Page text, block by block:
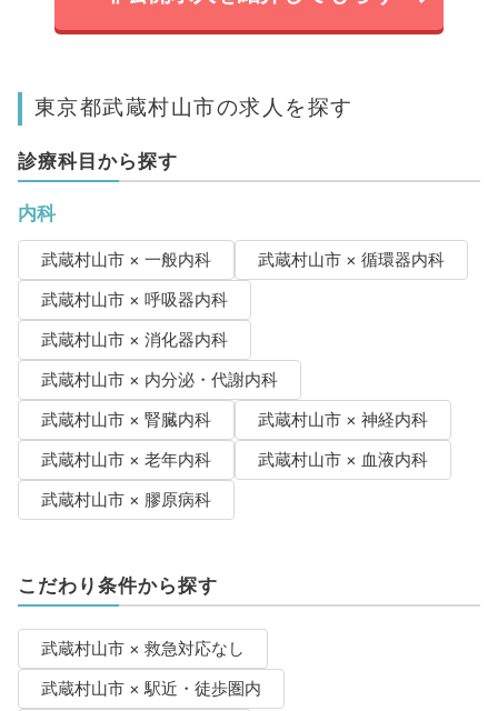
東京都武蔵村山市の求人を探す
診療科目から探す
内科
武蔵村山市 × 一般内科
武蔵村山市 × 循環器内科
武蔵村山市 × 呼吸器内科
武蔵村山市 × 消化器内科
武蔵村山市 × 内分泌・代謝内科
武蔵村山市 × 腎臓内科
武蔵村山市 × 神経内科
武蔵村山市 × 老年内科
武蔵村山市 × 血液内科
武蔵村山市 × 膠原病科
こだわり条件から探す
武蔵村山市 × 救急対応なし
武蔵村山市 × 駅近・徒歩圏内